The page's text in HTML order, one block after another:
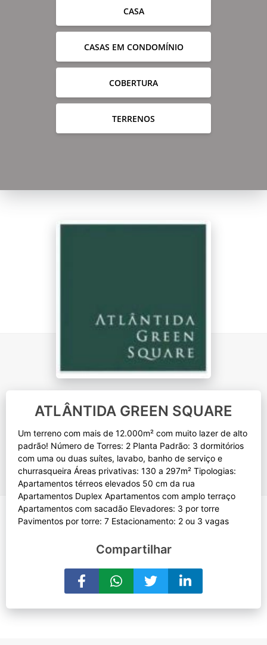
CASA
CASAS EM CONDOMÍNIO
COBERTURA
TERRENOS
ATLÂNTIDA GREEN SQUARE
Um terreno com mais de 12.000m² com muito lazer de alto
padrão! Número de Torres: 2 Planta Padrão: 3 dormitórios
com uma ou duas suítes, lavabo, banho de serviço e
churrasqueira Áreas privativas: 130 a 297m² Tipologias:
Apartamentos térreos elevados 50 cm da rua
Apartamentos Duplex Apartamentos com amplo terraço
Apartamentos com sacadão Elevadores: 3 por torre
Compartilhar